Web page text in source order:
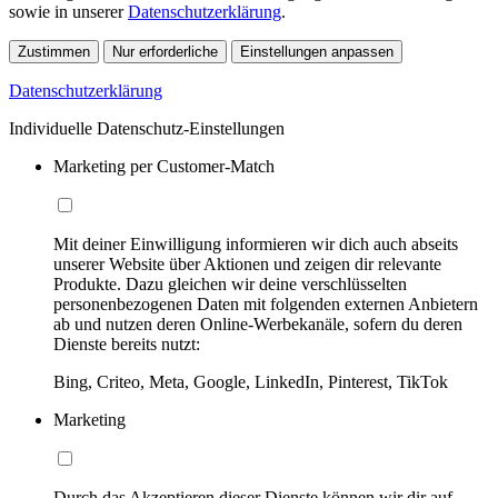
sowie in unsererDatenschutzerklärung.
Zustimmen Nur erforderliche Einstellungen anpassen
Datenschutzerklärung
Individuelle Datenschutz-Einstellungen
Marketing per Customer-Match
Mit deiner Einwilligung informieren wir dich auch abseits
unserer Website über Aktionen und zeigen dir relevante
Produkte. Dazu gleichen wir deine verschlüsselten
personenbezogenen Daten mit folgenden externen Anbietern
ab und nutzen deren Online-Werbekanäle, sofern du deren
Dienste bereits nutzt:
Bing, Criteo, Meta, Google, LinkedIn, Pinterest, TikTok
Marketing